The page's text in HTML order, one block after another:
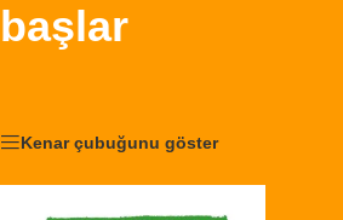
başlar
Kenar çubuğunu göster